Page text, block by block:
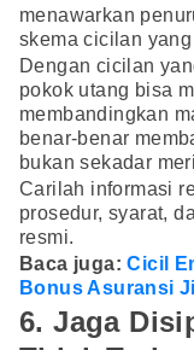
menawarkan
skema cicilan
Dengan cicilan
pokok utang bisa
membandingkan
benar-benar
bukan sekadar
Carilah informasi
prosedur, syarat,
resmi.
Baca juga:Cicil
Bonus Asuransi
6. Jaga